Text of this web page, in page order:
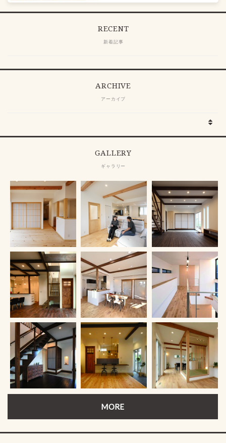
RECENT
新着記事
ARCHIVE
アーカイブ
GALLERY
ギャラリー
MORE